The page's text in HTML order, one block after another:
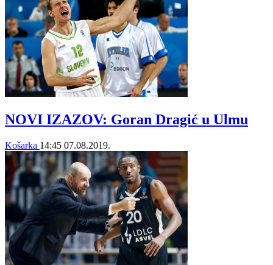
NOVI IZAZOV: Goran Dragić u Ulmu
Košarka 14:45 07.08.2019.